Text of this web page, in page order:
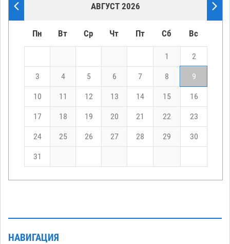
АВГУСТ 2026
Пн Вт Ср Чт Пт Сб Вс
1 2
3 4 5 6 7 8 9
10 11 12 13 14 15 16
17 18 19 20 21 22 23
24 25 26 27 28 29 30
31
НАВИГАЦИЯ